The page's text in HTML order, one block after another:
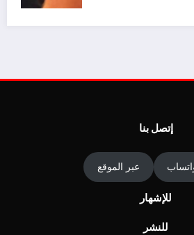
إتصل بنا
عبر الموقع
للإشهار
للنشر